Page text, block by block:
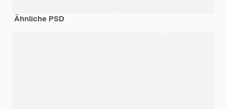
Ähnliche PSD